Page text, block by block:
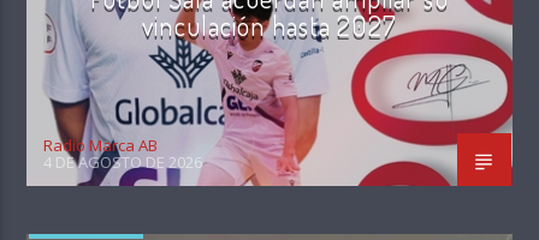
vinculación hasta 2027
Radio Marca AB
4 DE AGOSTO DE 2026